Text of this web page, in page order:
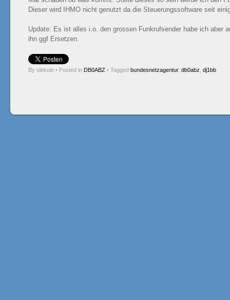
Dieser wird IHMO nicht genutzt da die Steuerungssoftware seit
Update: Es ist alles i.o. den grossen Funkrufsender habe ich aber
ihn ggf Ersetzen.
By olekole • Posted in DB0ABZ • Tagged bundesnetzagentur, db0abz dj1bb